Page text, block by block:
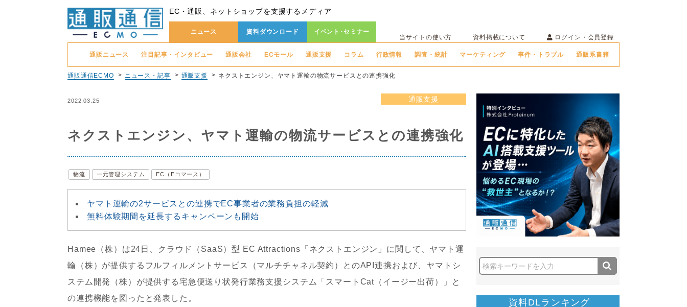
EC・通販、ネットショップを支援するメディア
ニュース 資料ダウンロード イベント･セミナー
当サイトの使い方 資料掲載について ログイン・会員登録
通販ニュース 注目記事・インタビュー 通販会社 ECモール 通販支援 コラム 行政情報 調査・統計 マーケティング 事件・トラブル 通販系書籍
通販通信ECMO ニュース・記事 通販支援 ネクストエンジン、ヤマト運輸の物流サービスとの連携強化
2022.03.25 通販支援
ネクストエンジン、ヤマト運輸の物流サービスとの連携強化
物流 一元管理システム EC（Eコマース）
ヤマト運輸の2サービスとの連携でEC事業者の業務負担の軽減
無料体験期間を延長するキャンペーンも開始
Hamee（株）は24日、クラウド（SaaS）型 EC Attractions「ネクストエンジン」に関して、ヤマト運
輸（株）が提供するフルフィルメントサービス（マルチチャネル契約）とのAPI連携および、ヤマトシ
ステム開発（株）が提供する宅急便送り状発行業務支援システム「スマートCat（イージー出荷）」と
の連携機能を図ったと発表した。
資料DLランキング